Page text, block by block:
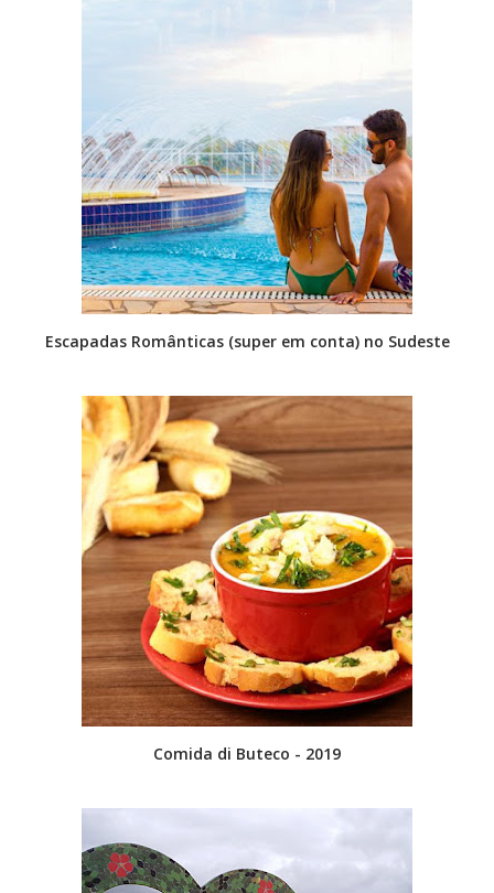
Escapadas Românticas (super em conta) no Sudeste
Comida di Buteco - 2019